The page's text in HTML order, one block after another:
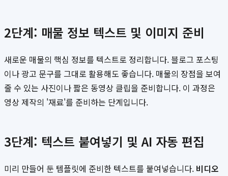
2단계: 매물 정보 텍스트 및 이미지 준비
새로운 매물의 핵심 정보를 텍스트로 정리합니다. 블로그 포스팅
이나 광고 문구를 그대로 활용해도 좋습니다. 매물의 장점을 보여
줄 수 있는 사진이나 짧은 동영상 클립을 준비합니다. 이 과정은
영상 제작의 '재료'를 준비하는 단계입니다.
3단계: 텍스트 붙여넣기 및 AI 자동 편집
미리 만들어 둔 템플릿에 준비한 텍스트를 붙여넣습니다. 비디오